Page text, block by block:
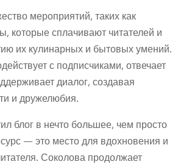
мероприятий, таких как
которые сплачивают читателей и
их кулинарных и бытовых умений.
с подписчиками, отвечает
диалог, создавая
и дружелюбия.
блог в нечто большее, чем просто
— это место для вдохновения и
Соколова продолжает